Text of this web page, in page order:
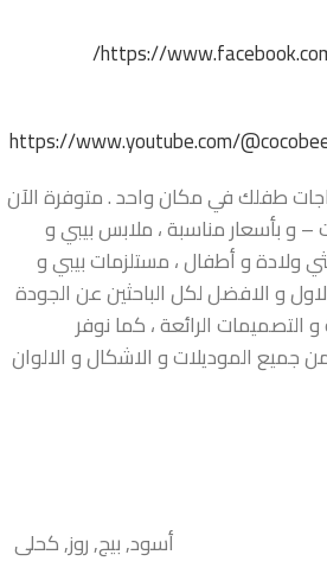
https://
https://www.youtube.com/
طفلك في مكان واحد . متوفرة الآن
– و بأسعار مناسبة ، ملابس بيبي و
ولادة و أطفال ، مستلزمات بيبي و
و الافضل لكل الباحثين عن الجودة
و التصميمات الرائعة ، كما نوفر
الموديلات و الاشكال و الالوان
أسود,بيج,روز,كحلى